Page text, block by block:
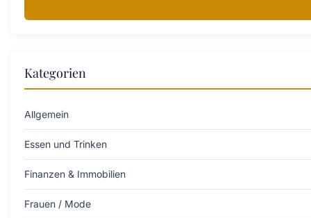
Kategorien
Allgemein
Essen und Trinken
Finanzen & Immobilien
Frauen / Mode